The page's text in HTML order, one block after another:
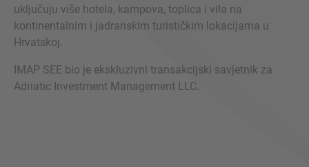
uključuju više hotela, kampova, toplica i vila na
kontinentalnim i jadranskim turističkim lokacijama u
Hrvatskoj.
IMAP SEE bio je ekskluzivni transakcijski savjetnik za
Adriatic Investment Management LLC.